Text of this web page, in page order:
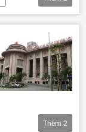
Thêm 2